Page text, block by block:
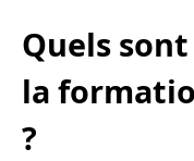
Quels
la
?